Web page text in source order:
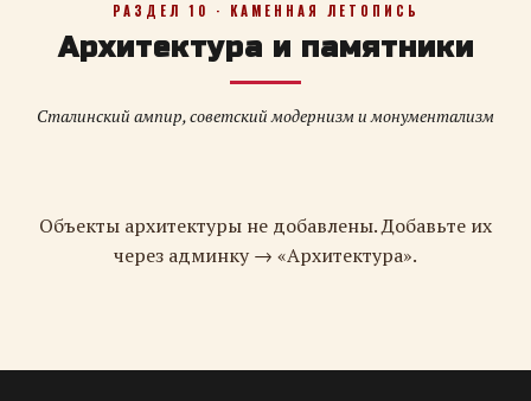
РАЗДЕЛ 10 · КАМЕННАЯ ЛЕТОПИСЬ
Архитектура и памятники
Сталинский ампир, советский модернизм и монументализм
Объекты архитектуры не добавлены. Добавьте их
через админку → «Архитектура».